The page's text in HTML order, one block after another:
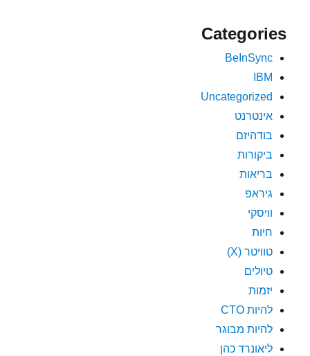
Categories
BeInSync
IBM
Uncategorized
אינטרנט
בודהיזם
ביקורות
בריאות
גיראפ
וויסקי
חיות
טוויטר (X)
טיולים
יזמות
להיות CTO
להיות מבוגר
ליאונרד כהן